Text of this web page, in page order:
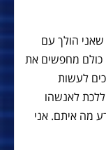
הולך עם
כולם מחפשים את
לעשות
לאנשהו
מה איתם. אני